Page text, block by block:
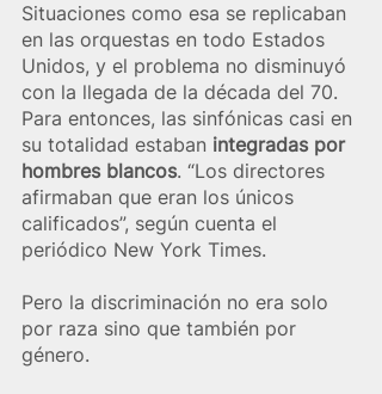
Situaciones como esa se replicaban
en las orquestas en todo Estados
Unidos, y el problema no disminuyó
con la llegada de la década del 70.
Para entonces, las sinfónicas casi en
su totalidad estaban integradas por
hombres blancos. “Los directores
afirmaban que eran los únicos
calificados”, según cuenta el
periódico New York Times.
Pero la discriminación no era solo
por raza sino que también por
género.